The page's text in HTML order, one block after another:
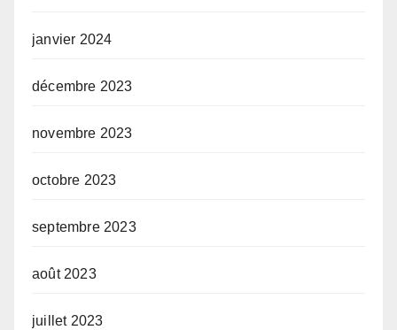
janvier 2024
décembre 2023
novembre 2023
octobre 2023
septembre 2023
août 2023
juillet 2023